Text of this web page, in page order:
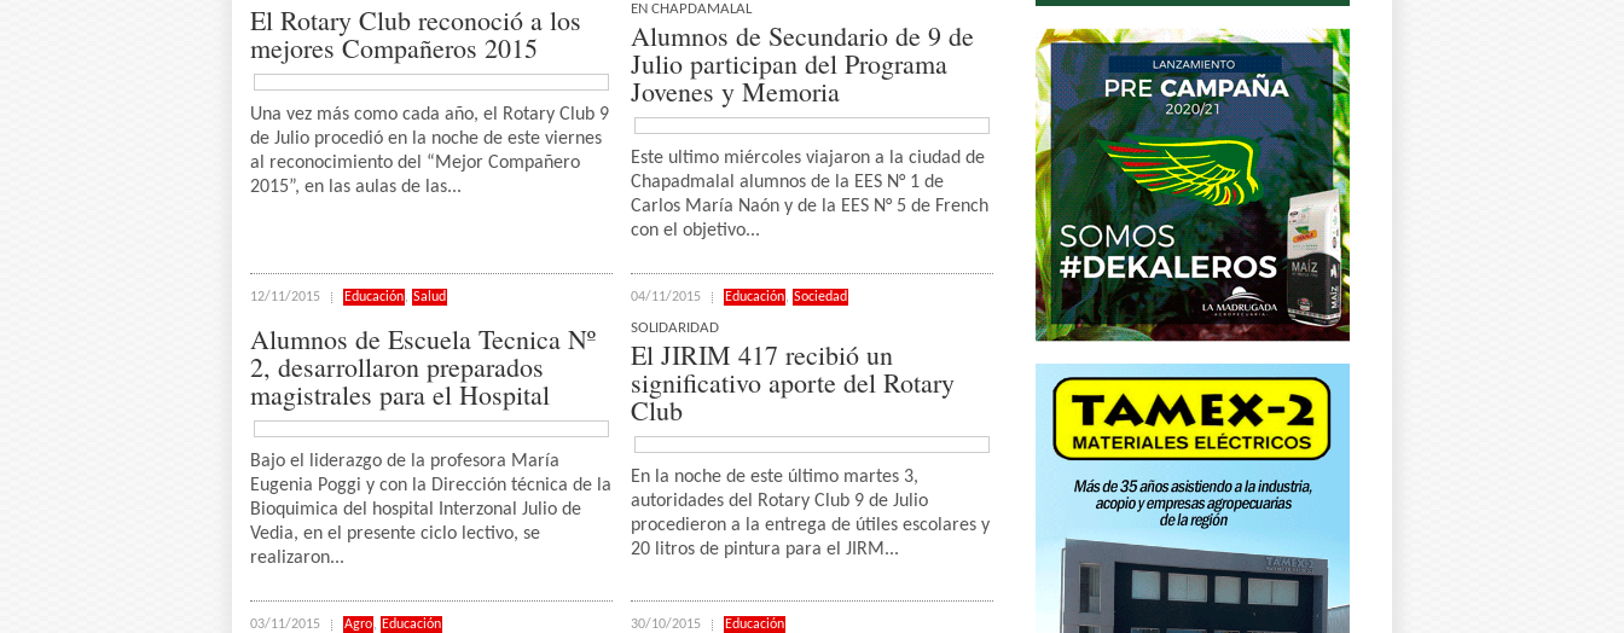
El Rotary Club reconoció a los
mejores Compañeros 2015
Una vez más como cada año, el Rotary Club 9
de Julio procedió en la noche de este viernes
al reconocimiento del “Mejor Compañero
2015”, en las aulas de las...
EN CHAPDAMALAL
Alumnos de Secundario de 9 de
Julio participan del Programa
Jovenes y Memoria
Este ultimo miércoles viajaron a la ciudad de
Chapadmalal alumnos de la EES N° 1 de
Carlos María Naón y de la EES N° 5 de French
con el objetivo...
12/11/2015 Educación, Salud
Alumnos de Escuela Tecnica Nº
2, desarrollaron preparados
magistrales para el Hospital
Bajo el liderazgo de la profesora María
Eugenia Poggi y con la Dirección técnica de la
Bioquimica del hospital Interzonal Julio de
Vedia, en el presente ciclo lectivo, se
realizaron...
04/11/2015 Educación, Sociedad
SOLIDARIDAD
El JIRIM 417 recibió un
significativo aporte del Rotary
Club
En la noche de este último martes 3,
autoridades del Rotary Club 9 de Julio
procedieron a la entrega de útiles escolares y
20 litros de pintura para el JIRM...
03/11/2015 Agro, Educación 30/10/2015 Educación